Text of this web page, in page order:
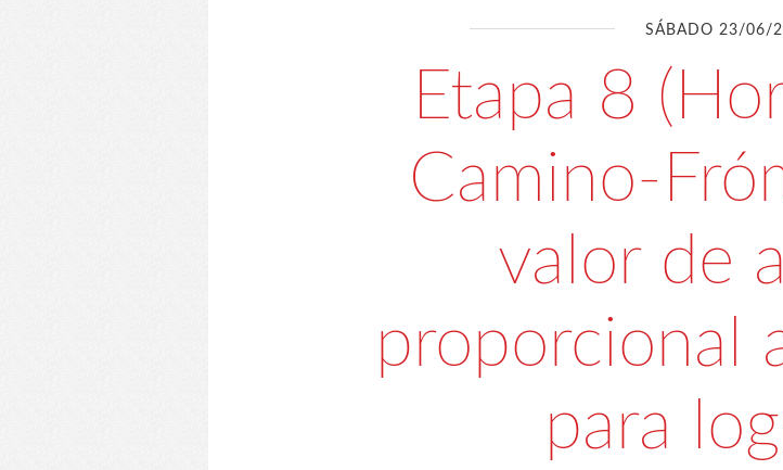
SÁBADO 23/06/
Etapa 8
Camino-
valor de
proporcional
para